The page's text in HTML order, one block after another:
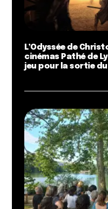
L’Odyssée de
cinémas Pathé de
jeu pour la sortie